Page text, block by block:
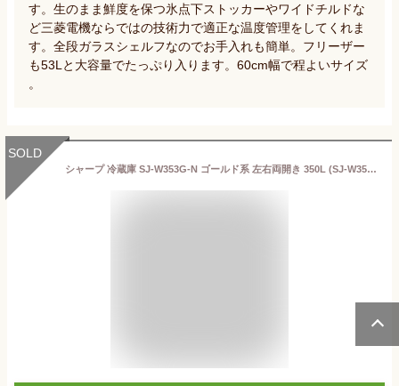
す。生のまま鮮度を保つ氷点下ストッカーやワイドチルドな
ど三菱電機ならではの技術力で適正な温度管理をしてくれま
す。全段ガラスシェルフなのでお手入れも簡単。フリーザー
も53Lと大容量でたっぷり入ります。60cm幅で程よいサイズ
。
SOLD
シャープ 冷蔵庫 SJ-W353G-N ゴールド系 左右両開き 350L (SJ-W353G-N)